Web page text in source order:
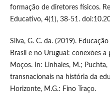
formação de diretores físicos.
Educativo, 4(1), 38-51.
Silva, G. C. da. (2019).
Brasil e no Uruguai: conexões
Moços. In: Linhales, M.;
transnacionais na história da
Horizonte, M.G.: Fino Traço.